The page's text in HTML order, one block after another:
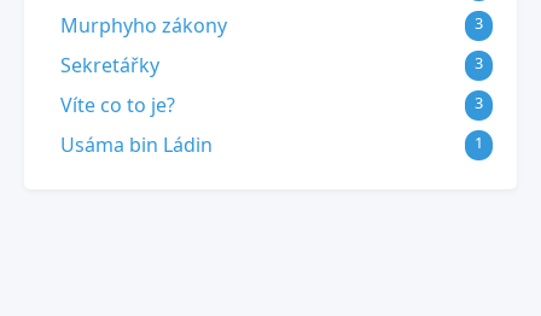
Murphyho zákony 3
Sekretářky 3
Víte co to je? 3
Usáma bin Ládin 1